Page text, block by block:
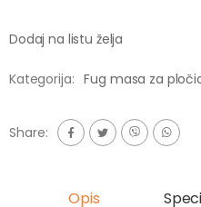
Dodaj na listu želja
Kategorija: Fug masa za
Share:
Opis